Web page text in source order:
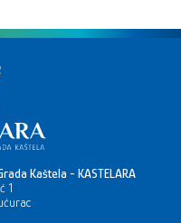
Kaštela - KASTELARA
1